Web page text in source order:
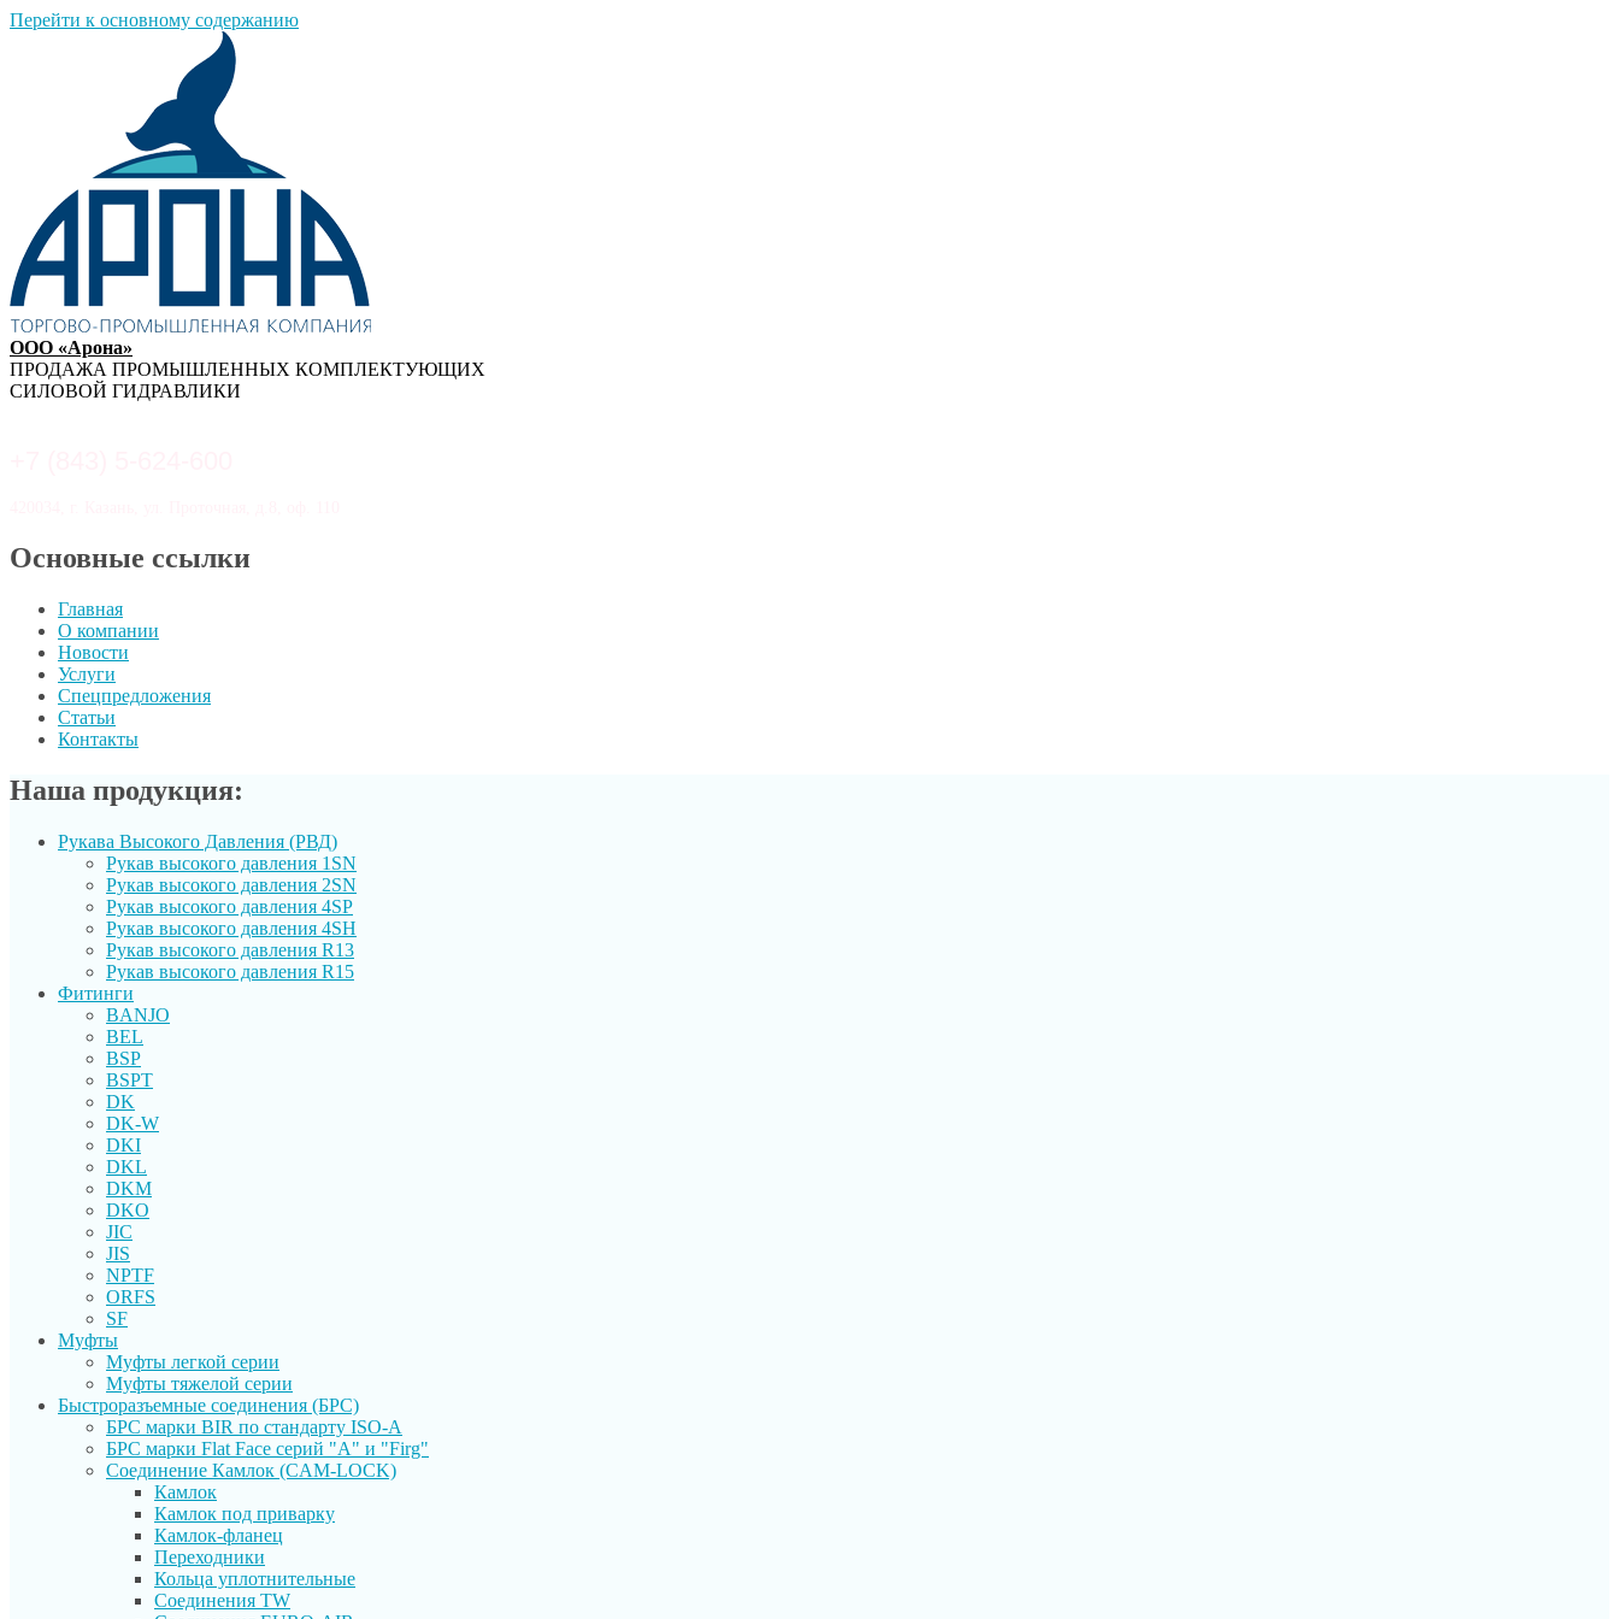
Перейти к основному содержанию
ООО «Арона»
ПРОДАЖА ПРОМЫШЛЕННЫХ КОМПЛЕКТУЮЩИХ
СИЛОВОЙ ГИДРАВЛИКИ
Основные ссылки
Главная
О компании
Новости
Услуги
Спецпредложения
Статьи
Контакты
Наша продукция:
Рукава Высокого Давления (РВД)
Рукав выcокого давления 1SN
Рукав высокого давления 2SN
Рукав высокого давления 4SP
Рукав высокого давления 4SH
Рукав высокого давления R13
Рукав высокого давления R15
Фитинги
BANJO
BEL
BSP
BSPT
DK
DK-W
DKI
DKL
DKM
DKO
JIC
JIS
NPTF
ORFS
SF
Муфты
Муфты легкой серии
Муфты тяжелой серии
Быстроразъемные соединения (БРС)
БРС марки BIR по стандарту ISO-A
БРС марки Flat Face серий "А" и "Firg"
Соединение Камлок (CAM-LOCK)
Камлок
Камлок под приварку
Камлок-фланец
Переходники
Кольца уплотнительные
Соединения TW